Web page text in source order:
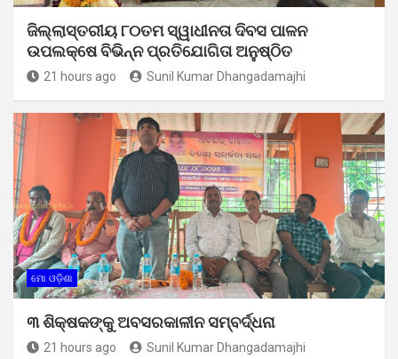
ଜିଲ୍ଲାସ୍ତରୀୟ ୮୦ତମ ସ୍ୱାଧୀନତା ଦିବସ ପାଳନ
ଉପଲକ୍ଷେ ବିଭିନ୍ନ ପ୍ରତିଯୋଗିତା ଅନୁଷ୍ଠିତ
21 hours ago Sunil Kumar Dhangadamajhi
ମୋ ଓଡ଼ିଶା
୩ ଶିକ୍ଷକଙ୍କୁ ଅବସରକାଳୀନ ସମ୍ବର୍ଦ୍ଧନା
21 hours ago Sunil Kumar Dhangadamajhi